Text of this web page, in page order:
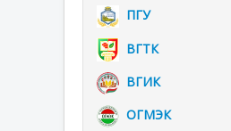
ПГУ
ВГТК
ВГИК
ОГМЭК